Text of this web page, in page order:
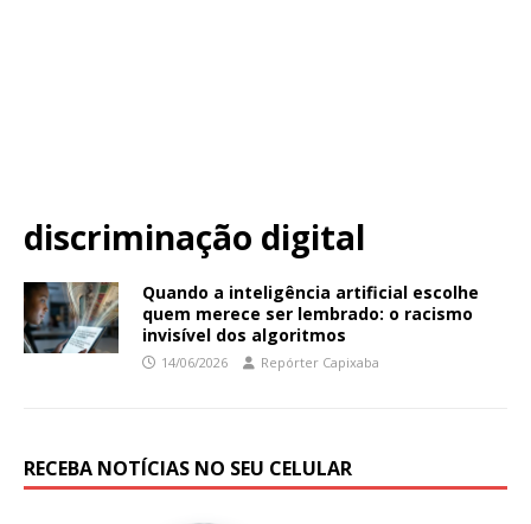
discriminação digital
Quando a inteligência artificial escolhe
quem merece ser lembrado: o racismo
invisível dos algoritmos
14/06/2026 Repórter Capixaba
RECEBA NOTÍCIAS NO SEU CELULAR